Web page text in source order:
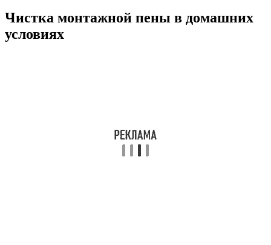
Чистка монтажной пены в домашних
условиях